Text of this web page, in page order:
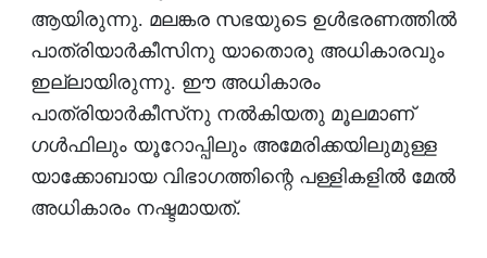
ആയിരുന്നു. മലങ്കര സഭയുടെ ഉള്‍ഭരണത്തില്‍
പാത്രിയാര്‍കീസിനു യാതൊരു അധികാരവും
ഇല്ലായിരുന്നു. ഈ അധികാരം
പാത്രിയാര്‍കീസ്‌നു നല്‍കിയതു മൂലമാണ്
ഗള്‍ഫിലും യൂറോപ്പിലും അമേരിക്കയിലുമുള്ള
യാക്കോബായ വിഭാഗത്തിന്റെ പള്ളികളില്‍ മേല്‍
അധികാരം നഷ്ടമായത്.